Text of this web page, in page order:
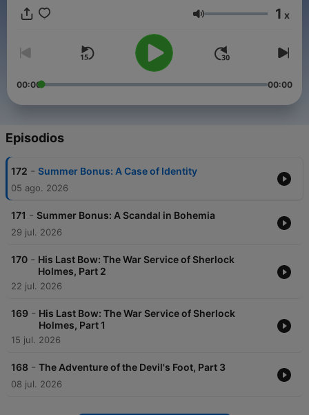
Volumen 1 x
00:00 00:00
Episodios
172 - Summer Bonus: A Case of Identity
05 ago. 2026
171 - Summer Bonus: A Scandal in Bohemia
29 jul. 2026
170 - His Last Bow: The War Service of Sherlock
Holmes, Part 2
22 jul. 2026
169 - His Last Bow: The War Service of Sherlock
Holmes, Part 1
15 jul. 2026
168 - The Adventure of the Devil's Foot, Part 3
08 jul. 2026